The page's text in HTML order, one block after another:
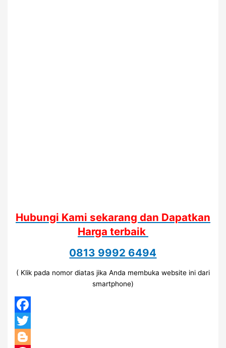
Hubungi Kami sekarang dan Dapatkan
Harga terbaik
0813 9992 6494
( Klik pada nomor diatas jika Anda membuka website ini dari
smartphone)
Facebook
Twitter